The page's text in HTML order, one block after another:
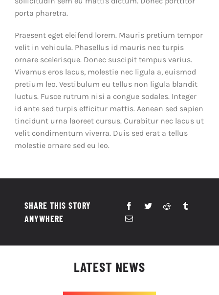
porta pharetra.
Praesent eget eleifend lorem. Mauris pretium tempor
velit in vehicula. Phasellus id mauris nec turpis
ornare scelerisque. Donec suscipit tempus varius.
Vivamus eros lacus, molestie nec ligula a, euismod
pretium leo. Vestibulum eu tellus non ligula blandit
luctus. Fusce rutrum nisi a congue sodales. Integer
id ante sed turpis efficitur mattis. Aenean sed sapien
tincidunt urna laoreet cursus. Curabitur nec lacus ut
velit condimentum viverra. Duis sed erat a tellus
molestie ornare sed eu leo.
SHARE THIS STORY
ANYWHERE
LATEST NEWS